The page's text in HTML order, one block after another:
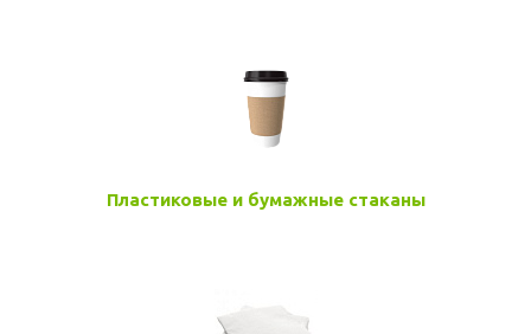
Пластиковые и бумажные стаканы